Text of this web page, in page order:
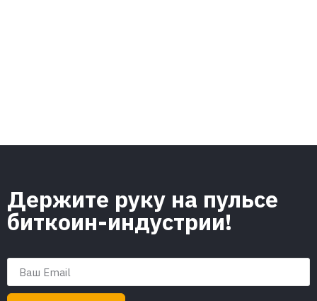
Держите руку на пульсе
биткоин-индустрии!